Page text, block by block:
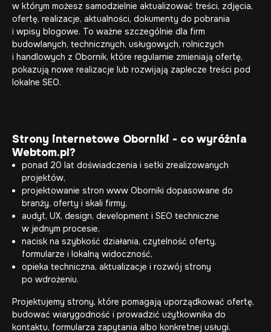
w którym możesz samodzielnie aktualizować treści, zdjęcia,
ofertę, realizacje, aktualności, dokumenty do pobrania
i wpisy blogowe. To ważne szczególnie dla firm
budowlanych, technicznych, usługowych, rolniczych
i handlowych z Obornik, które regularnie zmieniają ofertę,
pokazują nowe realizacje lub rozwijają zaplecze treści pod
lokalne SEO.
Strony internetowe Oborniki - co wyróżnia
Webtom.pl?
ponad 20 lat doświadczenia i setki zrealizowanych
projektów,
projektowanie stron www Oborniki dopasowane do
branży, oferty i skali firmy,
audyt, UX, design, development i SEO techniczne
w jednym procesie,
nacisk na szybkość działania, czytelność oferty,
formularze i lokalną widoczność,
opieka techniczna, aktualizacje i rozwój strony
po wdrożeniu.
Projektujemy strony, które pomagają uporządkować ofertę,
budować wiarygodność i prowadzić użytkownika do
kontaktu, formularza zapytania albo konkretnej usługi.